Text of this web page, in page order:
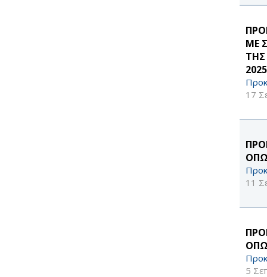
ΜΕ
17
11
5